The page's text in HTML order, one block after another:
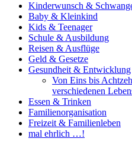
Kinderwunsch &
Baby & Kleinkind
Kids & Teenager
Schule & Ausbildung
Reisen & Ausflüge
Geld & Gesetze
Gesundheit & Entwicklung
Von Eins bis
verschiedenen
Essen & Trinken
Familienorganisation
Freizeit & Familienleben
mal ehrlich …!